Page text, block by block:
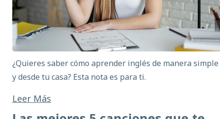
¿Quieres saber cómo aprender inglés de manera simple
y desde tu casa? Esta nota es para ti.
Leer Más